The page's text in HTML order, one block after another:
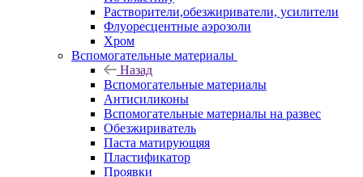
Растворители,обезжириватели, усилители
Флуоресцентные аэрозоли
Хром
Вспомогательные материалы
Назад
Вспомогательные материалы
Антисиликоны
Вспомогательные материалы на развес
Обезжириватель
Паста матирующяя
Пластификатор
Проявки